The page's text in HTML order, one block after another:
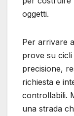
oggetti.
Per arrivare
prove su
precisione,
richiesta e
controllabili.
una strada